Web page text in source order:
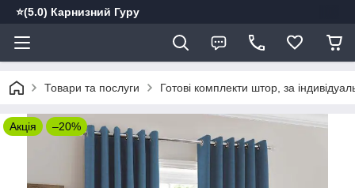
⭐️(5.0) Карнизний Гуру
Товари та послуги Готові комплекти штор, за
Акція –20%